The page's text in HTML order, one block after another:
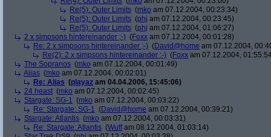
Re(5): Outer Limits (mko am 07.12.2004, 00:23:34)
Re(5): Outer Limits (phj am 07.12.2004, 00:23:45)
Re(5): Outer Limits (phj am 07.12.2004, 01:06:27)
2 x simpsons hintereinander ;-) (Foxx am 07.12.2004, 00:01:28)
Re: 2 x simpsons hintereinander ;-) (David@home am 07.12.2004,
Re(2): 2 x simpsons hintereinander ;-) (Foxx am 07.12.2004,
The Sopranos (mko am 07.12.2004, 00:01:49)
Alias (mko am 07.12.2004, 00:02:01)
Re: Alias (playaz am 04.04.2006, 15:45:06)
24 heast (mko am 07.12.2004, 00:02:45)
Stargate: SG-1 (mko am 07.12.2004, 00:03:22)
Re: Stargate: SG-1 (David@home am 07.12.2004, 00:39:21)
Stargate: Atlantis (mko am 07.12.2004, 00:03:31)
Re: Stargate: Atlantis (Wuffam 08.12.2004, 01:03:14)